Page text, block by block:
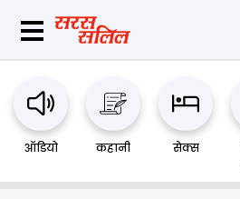
ऑडियो कहानी सेक्स